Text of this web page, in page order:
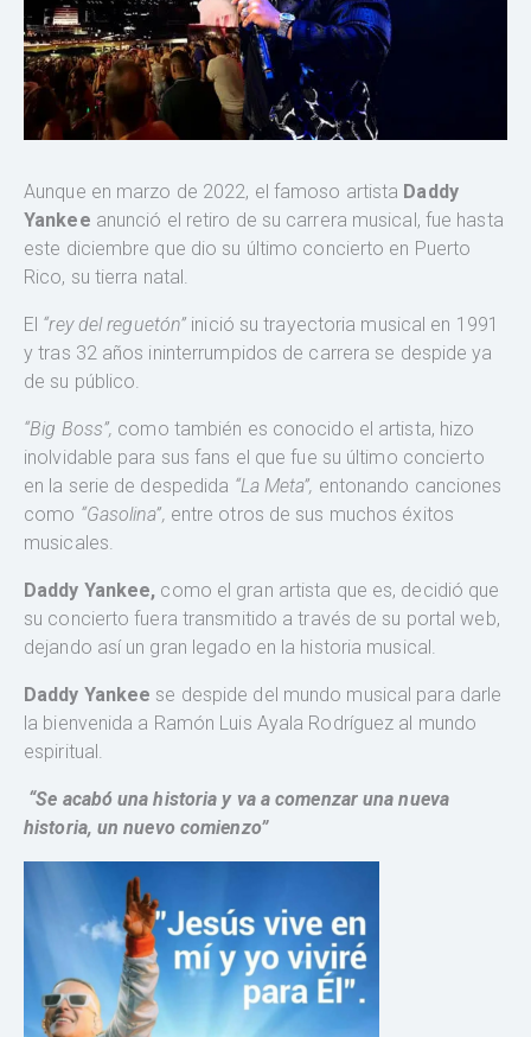
Aunque en marzo de 2022, el famoso artista Daddy
Yankee anunció el retiro de su carrera musical, fue hasta
este diciembre que dio su último concierto en Puerto
Rico, su tierra natal.
El “rey del reguetón” inició su trayectoria musical en 1991
y tras 32 años ininterrumpidos de carrera se despide ya
de su público.
“Big Boss”, como también es conocido el artista, hizo
inolvidable para sus fans el que fue su último concierto
en la serie de despedida “La Meta”, entonando canciones
como “Gasolina”, entre otros de sus muchos éxitos
musicales.
Daddy Yankee, como el gran artista que es, decidió que
su concierto fuera transmitido a través de su portal web,
dejando así un gran legado en la historia musical.
Daddy Yankee se despide del mundo musical para darle
la bienvenida a Ramón Luis Ayala Rodríguez al mundo
espiritual.
“Se acabó una historia y va a comenzar una nueva
historia, un nuevo comienzo”